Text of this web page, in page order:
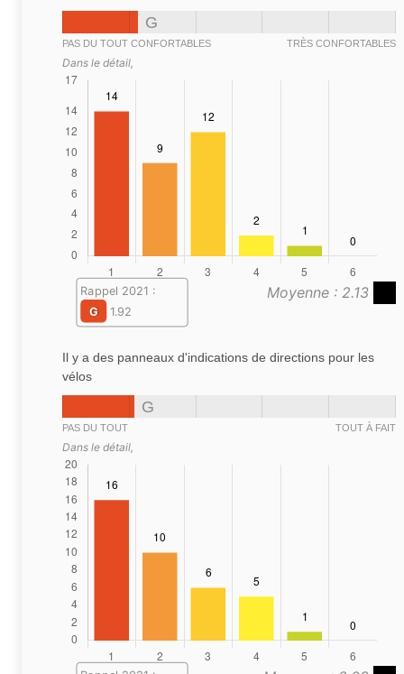
G
PAS DU TOUT CONFORTABLES TRÈS CONFORTABLES
Dans le détail,
Moyenne : 2.13
Rappel 2021 :
G
1.92
Il y a des panneaux d'indications de directions pour les
vélos
G
PAS DU TOUT TOUT À FAIT
Dans le détail,